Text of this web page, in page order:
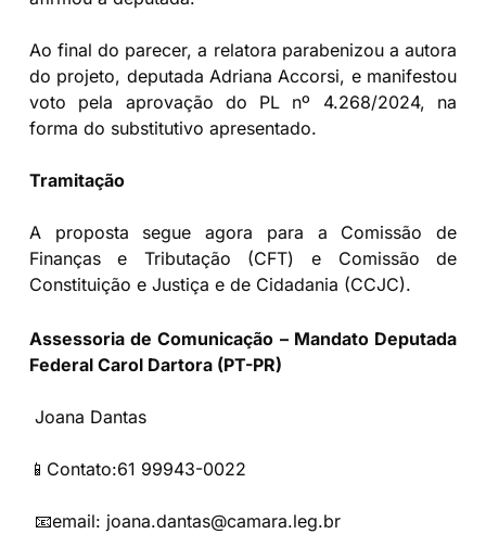
Ao final do parecer, a relatora parabenizou a autora
do projeto, deputada Adriana Accorsi, e manifestou
voto pela aprovação do PL nº 4.268/2024, na
forma do substitutivo apresentado.
Tramitação
A proposta segue agora para a Comissão de
Finanças e Tributação (CFT) e Comissão de
Constituição e Justiça e de Cidadania (CCJC).
Assessoria de Comunicação – Mandato Deputada
Federal Carol Dartora (PT-PR)
Joana Dantas
📱Contato:61 99943-0022
📧email: joana.dantas@camara.leg.br